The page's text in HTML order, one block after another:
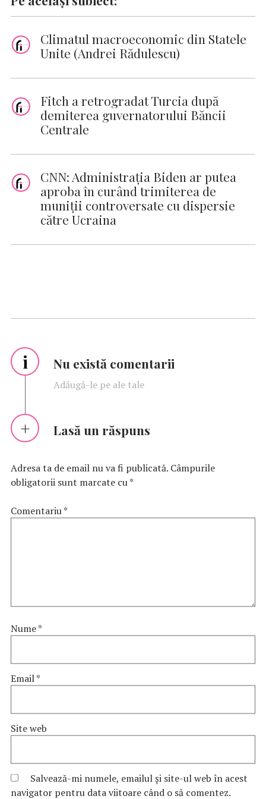
Climatul macroeconomic din Statele
Unite (Andrei Rădulescu)
Fitch a retrogradat Turcia după
demiterea guvernatorului Băncii
Centrale
CNN: Administraţia Biden ar putea
aproba în curând trimiterea de
muniţii controversate cu dispersie
către Ucraina
i Nu există comentarii
Adăugă-le pe ale tale
Lasă un răspuns
Adresa ta de email nu va fi publicată. Câmpurile
obligatorii sunt marcate cu*
Comentariu*
Nume*
Email*
Site web
Salvează-mi numele, emailul și site-ul web în acest
navigator pentru data viitoare când o să comentez.